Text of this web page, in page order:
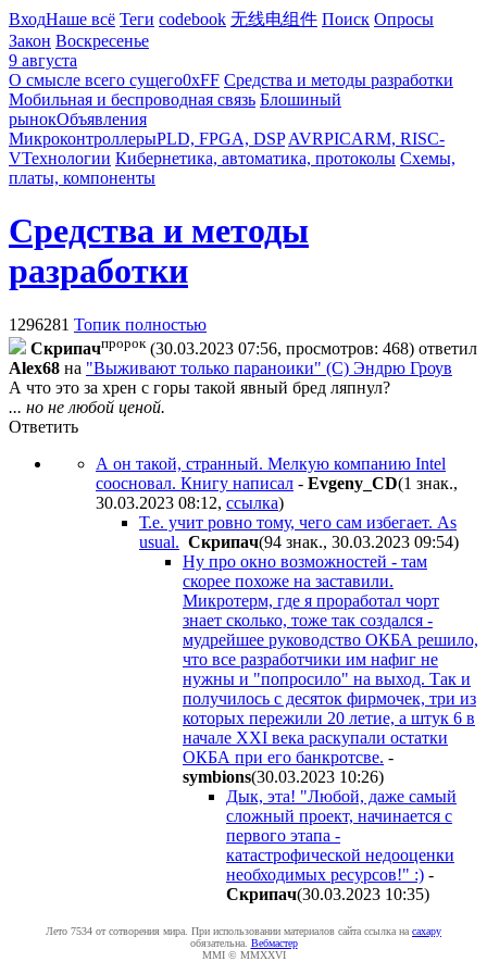
ВходНаше всё Теги codebook 无线电组件 Поиск Опросы
Закон Воскресенье
9 августа
О смысле всего сущего0xFF Средства и методы разработки
Мобильная и беспроводная связь Блошиный
рынокОбъявления
МикроконтроллерыPLD, FPGA, DSP AVRPICARM, RISC-
VТехнологии Кибернетика, автоматика, протоколы Схемы,
платы, компоненты
Средства и методы
разработки
1296281 Топик полностью
Cкpипaчпророк (30.03.2023 07:56, просмотров: 468) ответил
Alex68 на "Выживают только параноики" (С) Эндрю Гроув
А что это за хрен с горы такой явный бред ляпнул?
... но не любой ценой.
Ответить
А он такой, странный. Мелкую компанию Intel
соосновал. Книгу написал - Evgeny_CD(1 знак.,
30.03.2023 08:12, ссылка)
Т.е. учит ровно тому, чего сам избегает. As
usual. Cкpипaч(94 знак., 30.03.2023 09:54)
Ну про окно возможностей - там
скорее похоже на заставили.
Микротерм, где я проработал чорт
знает сколько, тоже так создался -
мудрейшее руководство ОКБА решило,
что все разработчики им нафиг не
нужны и "попросило" на выход. Так и
получилось с десяток фирмочек, три из
которых пережили 20 летие, а штук 6 в
начале XXI века раскупали остатки
ОКБА при его банкротсве. -
symbions(30.03.2023 10:26)
Дык, эта! "Любой, даже самый
сложный проект, начинается с
первого этапа -
катастрофической недооценки
необходимых ресурсов!" :) -
Cкpипaч(30.03.2023 10:35)
Лето 7534 от сотворения мира. При использовании материалов сайта ссылка на caxapу
обязательна. Вебмастер
MMI © MMXXVI